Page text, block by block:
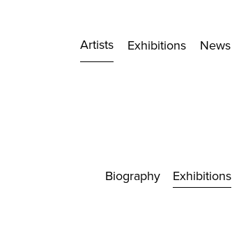
Artists Exhibitions News
Biography Exhibitions